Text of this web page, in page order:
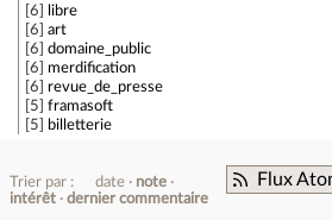
6
libre
6
art
6
domaine_public
6
merdification
6
revue_de_presse
5
framasoft
5
billetterie
Flux
Trier par : date
note
intérêt
dernier commentaire